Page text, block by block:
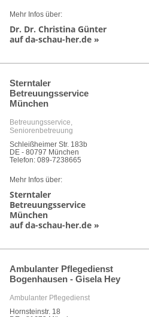
Mehr Infos über:
Dr. Dr. Christina Günter
auf da-schau-her.de »
Sterntaler
Betreuungsservice
München
Betreuungsservice,
Seniorenbetreuung
Schleißheimer Str. 183b
DE - 80797 München
Telefon: 089-7238665
Mehr Infos über:
Sterntaler
Betreuungsservice
München
auf da-schau-her.de »
Ambulanter Pflegedienst
Bogenhausen - Gisela Hey
Ambulanter Pflegedienst
Hornsteinstr. 18